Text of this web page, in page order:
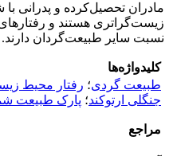
مادران تحصیل‌کرده و پدرانی
زیست‌گرا‌تری هستند و
نسبت سایر طبیعت‌گردان دارند.
کلیدواژه‌ها
طبیعت گردی؛ رفتار محیط
جنگلی ارتوکند؛ پارک طبیعت
مراجع